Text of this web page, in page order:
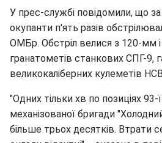
У прес-службі повідомили, що
окупанти п'ять разів
ОМБр. Обстріл велися з 120-мм
гранатометів станкових СПГ-9,
великокаліберних кулеметів
"Одних тільки хв по позиціях 93-
механізованої бригади
більше трьох десятків. Втрати